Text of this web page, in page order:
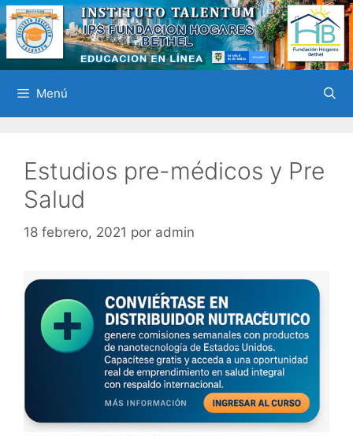
Saltar
al
contenido
Menú
Estudios pre-médicos y Pre
Salud
18 febrero, 2021 por admin